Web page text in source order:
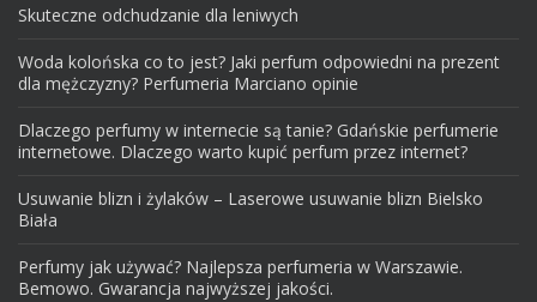
Skuteczne odchudzanie dla leniwych
Woda kolońska co to jest? Jaki perfum odpowiedni na prezent
dla mężczyzny? Perfumeria Marciano opinie
Dlaczego perfumy w internecie są tanie? Gdańskie perfumerie
internetowe. Dlaczego warto kupić perfum przez internet?
Usuwanie blizn i żylaków – Laserowe usuwanie blizn Bielsko
Biała
Perfumy jak używać? Najlepsza perfumeria w Warszawie.
Bemowo. Gwarancja najwyższej jakości.